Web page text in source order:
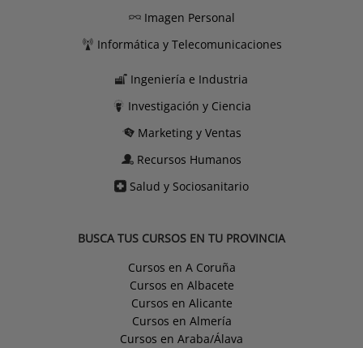
Imagen Personal
Informática y Telecomunicaciones
Ingeniería e Industria
Investigación y Ciencia
Marketing y Ventas
Recursos Humanos
Salud y Sociosanitario
BUSCA TUS CURSOS EN TU PROVINCIA
Cursos en A Coruña
Cursos en Albacete
Cursos en Alicante
Cursos en Almería
Cursos en Araba/Álava